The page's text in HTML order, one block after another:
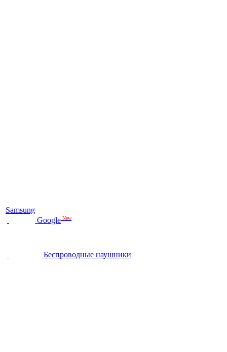
Samsung
Google New
Беспроводные наушники